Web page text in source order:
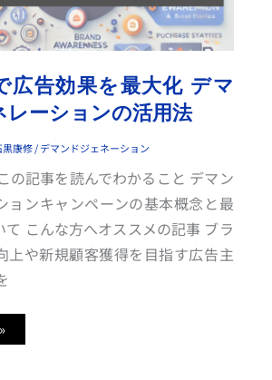
広告効果を最大化 デマ
レーションの活用法
黒康修/デマンドジェネーション
の記事を読んでわかること デマン
ョンキャンペーンの基本概念と最
て こんな方へオススメの記事 ブラ
上や新規顧客獲得を目指す広告主